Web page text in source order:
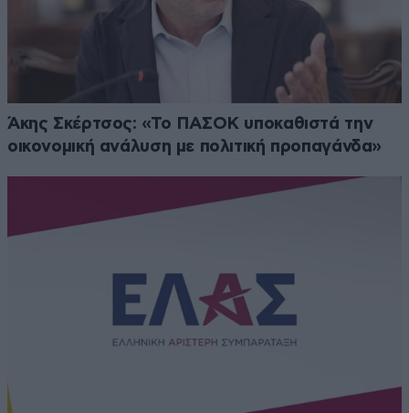
Άκης Σκέρτσος: «Το ΠΑΣΟΚ υποκαθιστά την
οικονομική ανάλυση με πολιτική προπαγάνδα»